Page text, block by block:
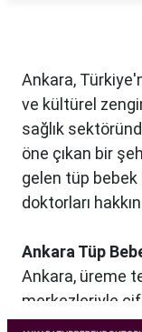
Ankara,
ve kültürel
sağlık
öne çıkan bir
gelen tüp
doktorları
Ankara Tüp
Ankara, üreme
merkezleriyle
Tüp Bebek